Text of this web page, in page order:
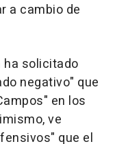
a cambio de
ha solicitado
negativo" que
en los
ve
que el